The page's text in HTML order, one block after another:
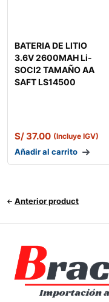
BATERIA DE LITIO
3.6V 2600MAH Li-
SOCI2 TAMAÑO AA
SAFT LS14500
S/37.00 (Incluye IGV)
Añadir al carrito
Anterior product